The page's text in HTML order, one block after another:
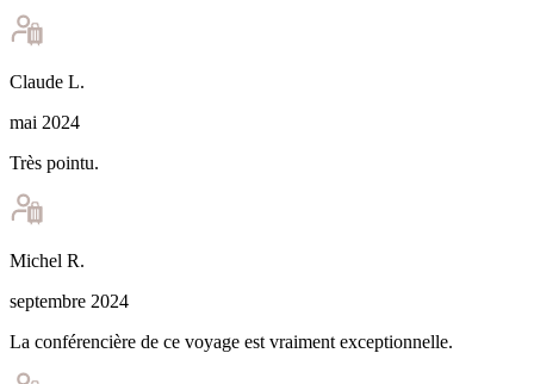
Claude L.
mai 2024
Très pointu.
Michel R.
septembre 2024
La conférencière de ce voyage est vraiment exceptionnelle.